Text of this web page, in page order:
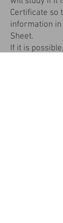
Certificate so
information in
Sheet.
If it is